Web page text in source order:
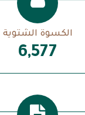
6,669
الكسوة الشتوية